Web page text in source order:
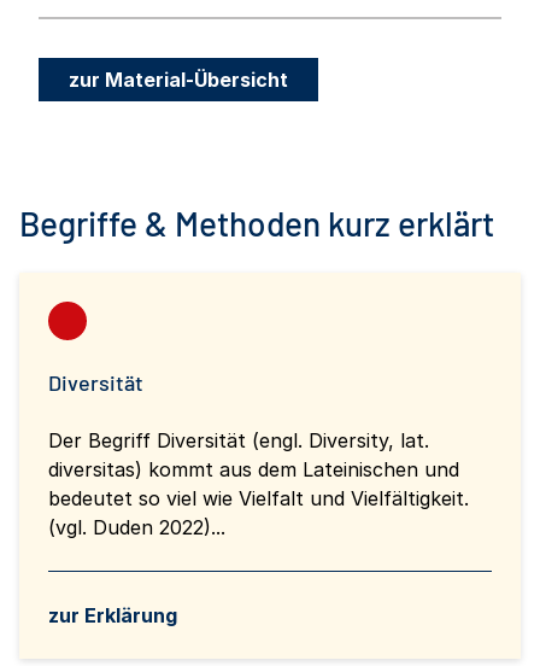
zur Material-Übersicht
Begriffe & Methoden kurz erklärt
Diversität
Der Begriff Diversität (engl. Diversity, lat.
diversitas) kommt aus dem Lateinischen und
bedeutet so viel wie Vielfalt und Vielfältigkeit.
(vgl. Duden 2022)...
zur Erklärung